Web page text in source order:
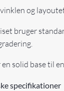
og
bruger
en solid base til
specifikationer